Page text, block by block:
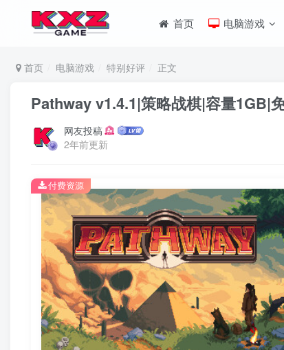
首页 电脑游戏
首页 电脑游戏 特别好评 正文
Pathway v1.4.1|策略战棋|容量1GB|
网友投稿
2年前更新
付费资源